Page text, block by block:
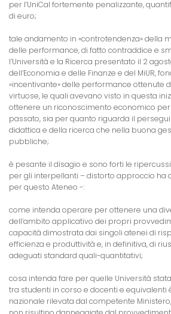
per l’UniCal fortemente penalizzante,
di euro;
tale andamento in «controtendenza» della
delle performance, di fatto contraddice e
l’Università e la Ricerca presentato il 2
dell’Economia e delle Finanze e del MiUR,
«incentivante» delle performance ottenute
virtuose, le quali avevano visto in questa
ottenere un riconoscimento economico
passato, sia per quanto riguarda il
didattica e della ricerca che nella buona
pubbliche;
è pesante il disagio e sono forti le
per gli interpellanti – distorto approccio ha
per questo Ateneo -:
come intenda operare per ottenere una
dell’ambito applicativo dei propri
capacità dimostrata dai singoli atenei di
efficienza e produttività e, in definitiva, di
adeguati standard quali-quantitativi;
cosa intenda fare per quelle Università
tra studenti in corso e docenti e equivalenti
nazionale rilevata dal competente